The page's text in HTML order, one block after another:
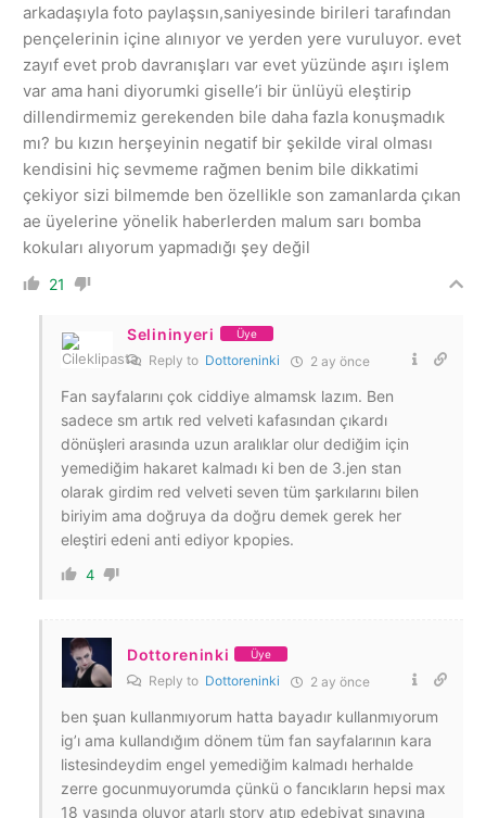
arkadaşıyla foto paylaşsın,saniyesinde birileri tarafından
pençelerinin içine alınıyor ve yerden yere vuruluyor. evet
zayıf evet prob davranışları var evet yüzünde aşırı işlem
var ama hani diyorumki giselle’i bir ünlüyü eleştirip
dillendirmemiz gerekenden bile daha fazla konuşmadık
mı? bu kızın herşeyinin negatif bir şekilde viral olması
kendisini hiç sevmeme rağmen benim bile dikkatimi
çekiyor sizi bilmemde ben özellikle son zamanlarda çıkan
ae üyelerine yönelik haberlerden malum sarı bomba
kokuları alıyorum yapmadığı şey değil
21
Selininyeri Üye
Reply to Dottoreninki 2 ay önce
Fan sayfalarını çok ciddiye almamsk lazım. Ben
sadece sm artık red velveti kafasından çıkardı
dönüşleri arasında uzun aralıklar olur dediğim için
yemediğim hakaret kalmadı ki ben de 3.jen stan
olarak girdim red velveti seven tüm şarkılarını bilen
biriyim ama doğruya da doğru demek gerek her
eleştiri edeni anti ediyor kpopies.
4
Dottoreninki Üye
Reply to Dottoreninki 2 ay önce
ben şuan kullanmıyorum hatta bayadır kullanmıyorum
ig’ı ama kullandığım dönem tüm fan sayfalarının kara
listesindeydim engel yemediğim kalmadı herhalde
zerre gocunmuyorumda çünkü o fancıkların hepsi max
18 yaşında oluyor atarlı story atıp edebiyat sınavına